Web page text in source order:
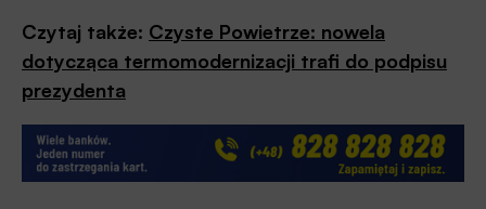
Czytaj także: Czyste Powietrze: nowela
dotycząca termomodernizacji trafi do podpisu
prezydenta